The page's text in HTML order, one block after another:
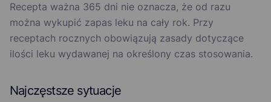
Recepta ważna 365 dni nie oznacza, że od razu
można wykupić zapas leku na cały rok. Przy
receptach rocznych obowiązują zasady dotyczące
ilości leku wydawanej na określony czas stosowania.
Najczęstsze sytuacje